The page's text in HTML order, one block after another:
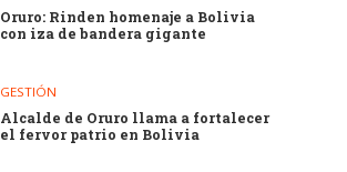
Oruro: Rinden homenaje a Bolivia
con iza de bandera gigante
GESTIÓN
Alcalde de Oruro llama a fortalecer
el fervor patrio en Bolivia